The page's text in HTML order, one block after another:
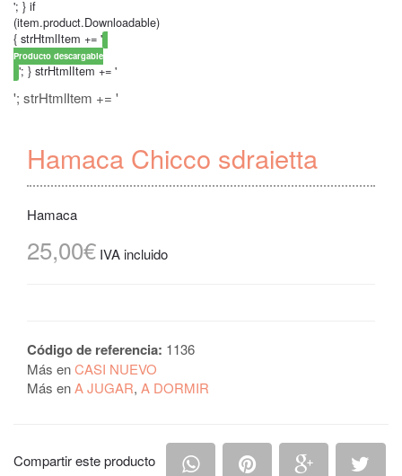
'; } if
(item.product.Downloadable)
{ strHtmlItem += '
Producto descargable
'; } strHtmlItem += '
'; strHtmlItem += '
Hamaca Chicco sdraietta
Hamaca
25,00€ IVA incluido
Código de referencia: 1136
Más enCASI NUEVO
Más enA JUGAR, A DORMIR
Compartir este producto Compartir en Whatsapp
Compartir enCompartir